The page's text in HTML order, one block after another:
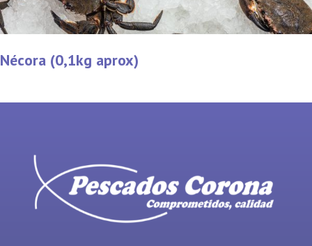
Nécora (0,1kg aprox)